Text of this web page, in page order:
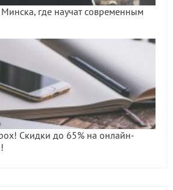
где научат современным
Скидки до 65% на онлайн-